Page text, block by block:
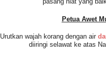
Petua Awet
Urutkan wajah korang dengan air
diiringi selawat ke atas